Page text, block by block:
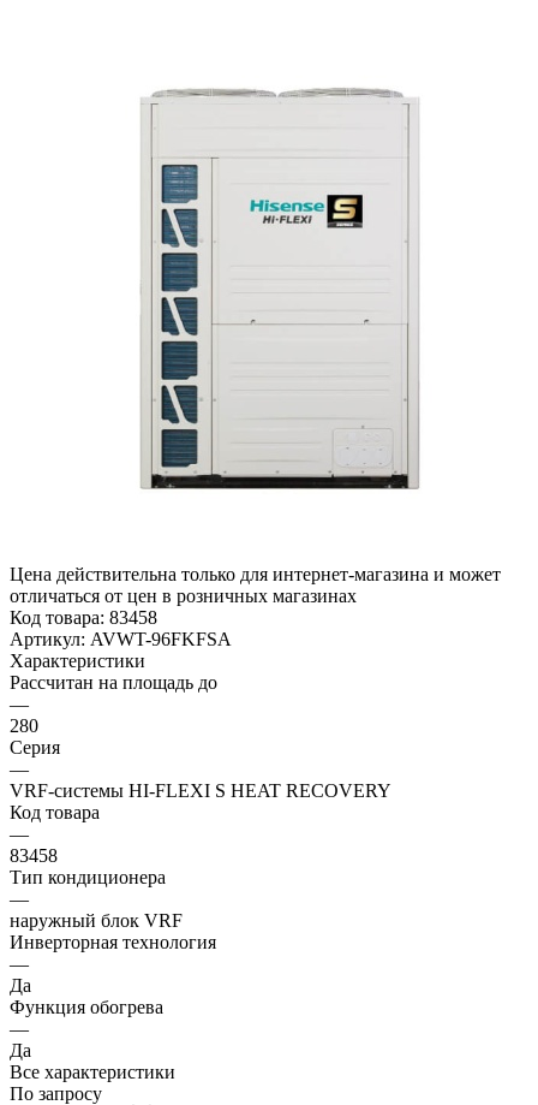
Цена действительна только для интернет-магазина и может
отличаться от цен в розничных магазинах
Код товара: 83458
Артикул: AVWT-96FKFSA
Характеристики
Рассчитан на площадь до
—
280
Серия
—
VRF-системы HI-FLEXI S HEAT RECOVERY
Код товара
—
83458
Тип кондиционера
—
наружный блок VRF
Инверторная технология
—
Да
Функция обогрева
—
Да
Все характеристики
По запросу